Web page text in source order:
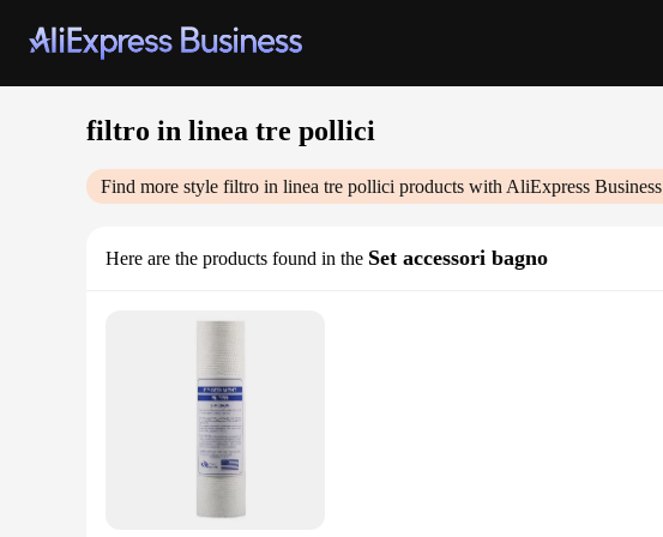
filtro in linea tre pollici
Find more style filtro in linea tre pollici products with AliExpress Business
Here are the products found in the Set accessori bagno